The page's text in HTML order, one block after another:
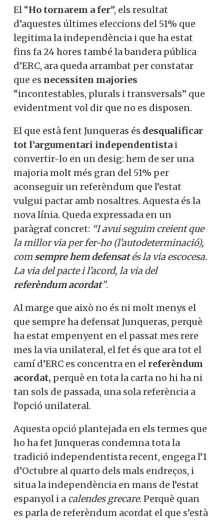
El “Ho tornarem a fer”, els resultat
d’aquestes últimes eleccions del 51% que
legitima la independència i que ha estat
fins fa 24 hores també la bandera pública
d’ERC, ara queda arrambat per constatar
que es necessiten majories
“incontestables, plurals i transversals” que
evidentment vol dir que no es disposen.
El que està fent Junqueras és desqualificar
tot l’argumentari independentista i
convertir-lo en un desig: hem de ser una
majoria molt més gran del 51% per
aconseguir un referèndum que l’estat
vulgui pactar amb nosaltres. Aquesta és la
nova línia. Queda expressada en un
paràgraf concret: “I avui seguim creient que
la millor via per fer-ho (l’autodeterminació),
com sempre hem defensatés la via escocesa.
La via del pacte i l’acord, la via del
referèndum acordat”.
Al marge que això no és ni molt menys el
que sempre ha defensat Junqueras, perquè
ha estat empenyent en el passat mes rere
mes la via unilateral, el fet és que ara tot el
camí d’ERC es concentra en el referèndum
acordat, perquè en tota la carta no hi ha ni
tan sols de passada, una sola referència a
l’opció unilateral.
Aquesta opció plantejada en els termes que
ho ha fet Junqueras condemna tota la
tradició independentista recent, engega l’1
d’Octubre al quarto dels mals endreços, i
situa la independència en mans de l’estat
espanyol i a calendes grecare. Perquè quan
es parla de referèndum acordat el que s’està